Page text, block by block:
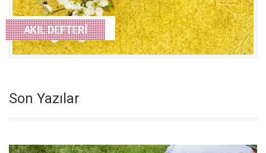
AKIL DEFTERİ
devamını oku
Son Yazılar